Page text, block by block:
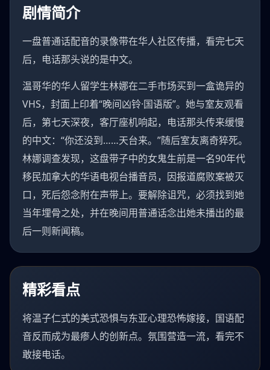
剧情简介
一盘普通话配音的录像带在华人社区传播，看完七天
后，电话那头说的是中文。
温哥华的华人留学生林娜在二手市场买到一盒诡异的
VHS，封面上印着“晚间凶铃·国语版”。她与室友观看
后，第七天深夜，客厅座机响起，电话那头传来缓慢
的中文：“你还没到……天台来。”随后室友离奇猝死。
林娜调查发现，这盘带子中的女鬼生前是一名90年代
移民加拿大的华语电视台播音员，因报道腐败案被灭
口，死后怨念附在声带上。要解除诅咒，必须找到她
当年埋骨之处，并在晚间用普通话念出她未播出的最
后一则新闻稿。
精彩看点
将温子仁式的美式恐惧与东亚心理恐怖嫁接，国语配
音反而成为最瘆人的创新点。氛围营造一流，看完不
敢接电话。